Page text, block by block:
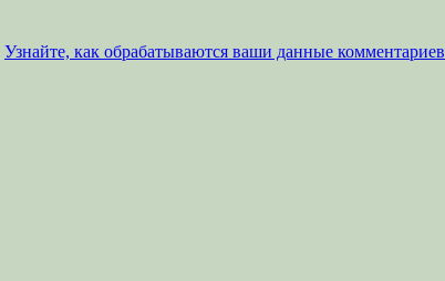
Узнайте, как обрабатываются ваши данные комментариев